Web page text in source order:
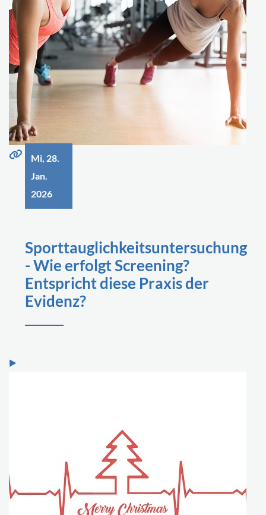
Mi, 28.
Jan.
2026
Sporttauglichkeitsuntersuchung
- Wie erfolgt Screening?
Entspricht diese Praxis der
Evidenz?